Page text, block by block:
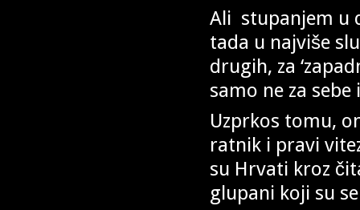
Ali stupanjem u
tada u najviše
drugih, za
samo ne za
Uzprkos tomu,
ratnik i pravi
su Hrvati kroz
glupani koji su